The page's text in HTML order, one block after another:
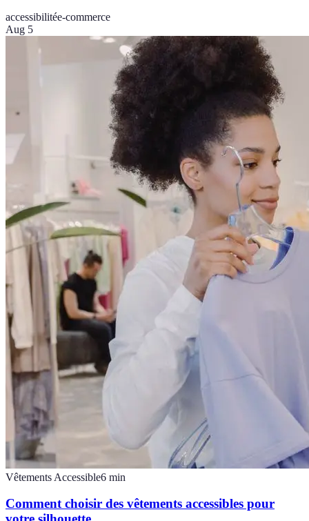
accessibilitée-commerce
Aug 5
Vêtements Accessible6 min
Comment choisir des vêtements accessibles pour